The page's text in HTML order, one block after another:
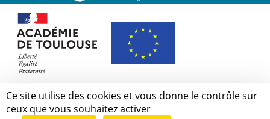
Ce site utilise des cookies et vous donne le contrôle sur
ceux que vous souhaitez activer